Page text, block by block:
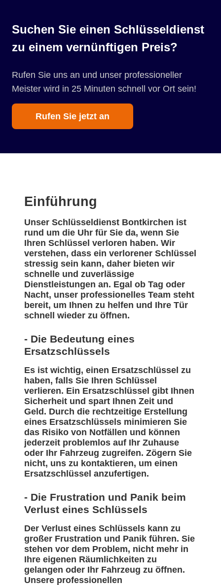
Suchen Sie einen Schlüsseldienst
zu einem vernünftigen Preis?
Rufen Sie uns an und unser professioneller
Meister wird in 25 Minuten schnell vor Ort sein!
Rufen Sie jetzt an
Einführung
Unser Schlüsseldienst Bontkirchen ist
rund um die Uhr für Sie da, wenn Sie
Ihren Schlüssel verloren haben. Wir
verstehen, dass ein verlorener Schlüssel
stressig sein kann, daher bieten wir
schnelle und zuverlässige
Dienstleistungen an. Egal ob Tag oder
Nacht, unser professionelles Team steht
bereit, um Ihnen zu helfen und Ihre Tür
schnell wieder zu öffnen.
- Die Bedeutung eines
Ersatzschlüssels
Es ist wichtig, einen Ersatzschlüssel zu
haben, falls Sie Ihren Schlüssel
verlieren. Ein Ersatzschlüssel gibt Ihnen
Sicherheit und spart Ihnen Zeit und
Geld. Durch die rechtzeitige Erstellung
eines Ersatzschlüssels minimieren Sie
das Risiko von Notfällen und können
jederzeit problemlos auf Ihr Zuhause
oder Ihr Fahrzeug zugreifen. Zögern Sie
nicht, uns zu kontaktieren, um einen
Ersatzschlüssel anzufertigen.
- Die Frustration und Panik beim
Verlust eines Schlüssels
Der Verlust eines Schlüssels kann zu
großer Frustration und Panik führen. Sie
stehen vor dem Problem, nicht mehr in
Ihre eigenen Räumlichkeiten zu
gelangen oder Ihr Fahrzeug zu öffnen.
Unsere professionellen